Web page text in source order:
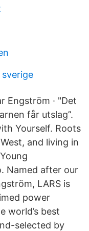
Engström · "Det
får utslag”.
Yourself. Roots
and living in
Named after our
LARS is
power
world’s best
selected by